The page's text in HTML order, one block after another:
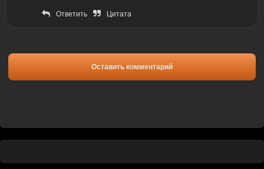
Ответить Цитата
Оставить комментарий